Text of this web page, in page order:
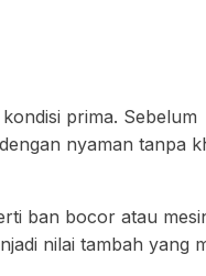
prima. Sebelum
nyaman tanpa
ban bocor atau
nilai tambah yang